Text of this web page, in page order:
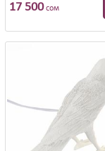
17 500сом